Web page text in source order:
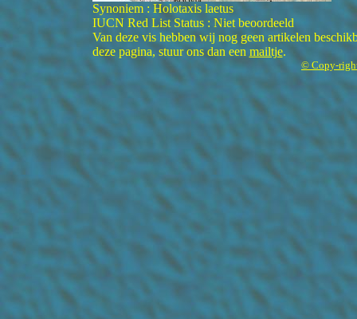
Synoniem : Holotaxis laetus
IUCN Red List Status : Niet beoordeeld
Van deze vis hebben wij nog geen artikelen
deze pagina, stuur ons dan een mailtje.
© Copy-